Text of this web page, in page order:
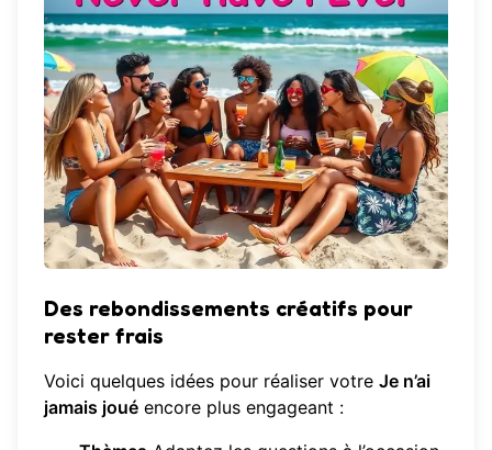
Des rebondissements créatifs pour
rester frais
Voici quelques idées pour réaliser votre Je n’ai
jamais joué encore plus engageant :